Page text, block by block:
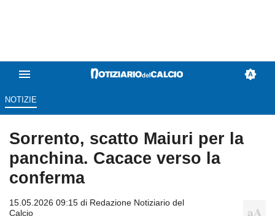
NOTIZIE
Sorrento, scatto Maiuri per la
panchina. Cacace verso la
conferma
15.05.2026 09:15 di Redazione Notiziario del
Calcio